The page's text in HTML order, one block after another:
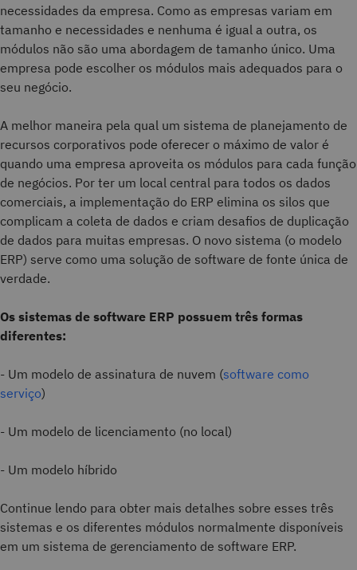
necessidades da empresa. Como as empresas variam em
tamanho e necessidades e nenhuma é igual a outra, os
módulos não são uma abordagem de tamanho único. Uma
empresa pode escolher os módulos mais adequados para o
seu negócio.
A melhor maneira pela qual um sistema de planejamento de
recursos corporativos pode oferecer o máximo de valor é
quando uma empresa aproveita os módulos para cada função
de negócios. Por ter um local central para todos os dados
comerciais, a implementação do ERP elimina os silos que
complicam a coleta de dados e criam desafios de duplicação
de dados para muitas empresas. O novo sistema (o modelo
ERP) serve como uma solução de software de fonte única de
verdade.
Os sistemas de software ERP possuem três formas
diferentes:
- Um modelo de assinatura de nuvem (software como
serviço)
- Um modelo de licenciamento (no local)
- Um modelo híbrido
Continue lendo para obter mais detalhes sobre esses três
sistemas e os diferentes módulos normalmente disponíveis
em um sistema de gerenciamento de software ERP.